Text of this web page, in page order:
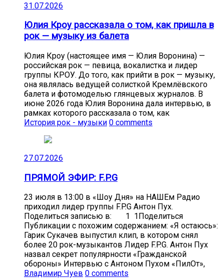
31.07.2026
Юлия Кроу рассказала о том, как пришла в
рок — музыку из балета
Юлия Кроу (настоящее имя — Юлия Воронина) —
российская рок — певица, вокалистка и лидер
группы КРОУ. До того, как прийти в рок — музыку,
она являлась ведущей солисткой Кремлёвского
балета и фотомоделью глянцевых журналов. В
июне 2026 года Юлия Воронина дала интервью, в
рамках которого рассказала о том, как
История рок - музыки 0 comments
27.07.2026
ПРЯМОЙ ЭФИР: F.P.G
23 июля в 13:00 в «Шоу Дня» на НАШЕм Радио
приходил лидер группы F.P.G Антон Пух.
Поделиться записью в: 1 1Поделиться
Публикации с похожим содержанием: «Я остаюсь»:
Гарик Сукачев выпустил клип, в котором снял
более 20 рок-музыкантов Лидер F.P.G. Антон Пух
назвал секрет популярности «Гражданской
обороны» Интервью с Антоном Пухом «ПилОт»,
Владимир Чуев 0 comments